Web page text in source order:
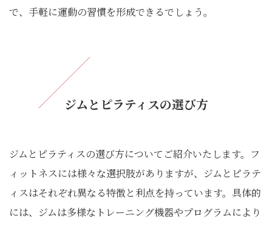
で、手軽に運動の習慣を形成できるでしょう。
ジムとピラティスの選び方
ジムとピラティスの選び方についてご紹介いたします。フ
ィットネスには様々な選択肢がありますが、ジムとピラテ
ィスはそれぞれ異なる特徴と利点を持っています。具体的
には、ジムは多様なトレーニング機器やプログラムにより